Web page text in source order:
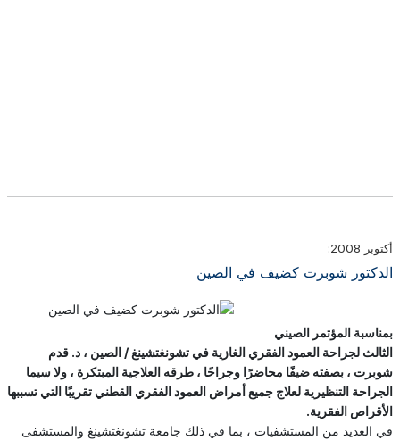
أكتوبر 2008:
الدكتور شوبرت كضيف في الصين
بمناسبة المؤتمر الصيني
الثالث لجراحة العمود الفقري الغازية في تشونغتشينغ / الصين ، د. قدم
شوبرت ، بصفته ضيفًا محاضرًا وجراحًا ، طرقه العلاجية المبتكرة ، ولا سيما
الجراحة التنظيرية لعلاج جميع أمراض العمود الفقري القطني تقريبًا التي تسببها
الأقراص الفقرية.
في العديد من المستشفيات ، بما في ذلك جامعة تشونغتشينغ والمستشفى